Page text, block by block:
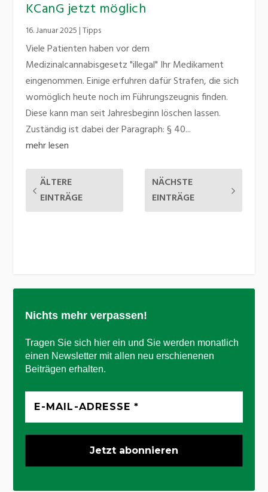
KCanG jetzt möglich
16. Januar 2025|Tipps
Viele Patienten haben vor dem
Medizinalcannabisgesetz "illegal" Ihr Medikament
eingenommen. Einige erfuhren dafür Strafen, die sich
womöglich heute noch im Führungszeugnis finden.
Diese kann man seit Jahresbeginn löschen lassen.
Zuständig ist dabei der Paragraph: § 40...
mehr lesen
ÄLTERE
EINTRÄGE
NÄCHSTE
EINTRÄGE
Nichts mehr verpassen!
Tragen Sie sich hier ein und Sie werden monatlich
einen Newsletter mit allen neu erschienenen
Beiträgen erhalten.